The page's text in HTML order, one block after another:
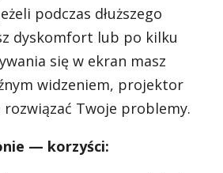
podczas dłuższego
dyskomfort lub po kilku
się w ekran masz
widzeniem, projektor
rozwiązać Twoje problemy.
— korzyści: